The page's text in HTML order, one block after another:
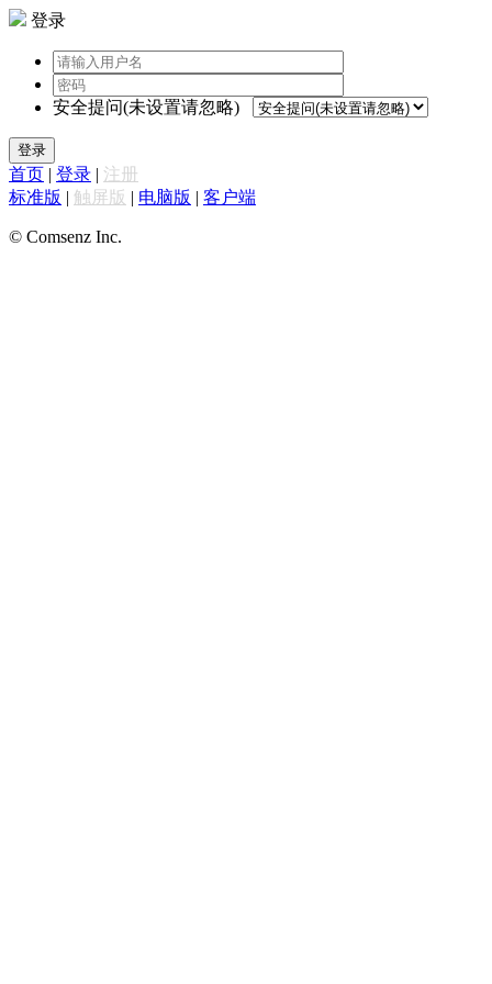
登录
安全提问(未设置请忽略)
登录
首页 | 登录 | 注册
标准版 | 触屏版 | 电脑版 | 客户端
© Comsenz Inc.